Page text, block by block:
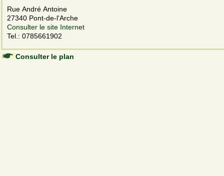
Rue André Antoine
27340 Pont-de-l'Arche
Consulter le site Internet
Tel.: 0785661902
Consulter le plan